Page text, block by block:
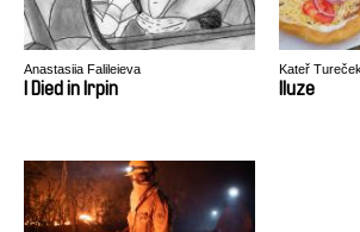
Anastasiia Falileieva
I Died in Irpin
Kateř Tureček
Iluze